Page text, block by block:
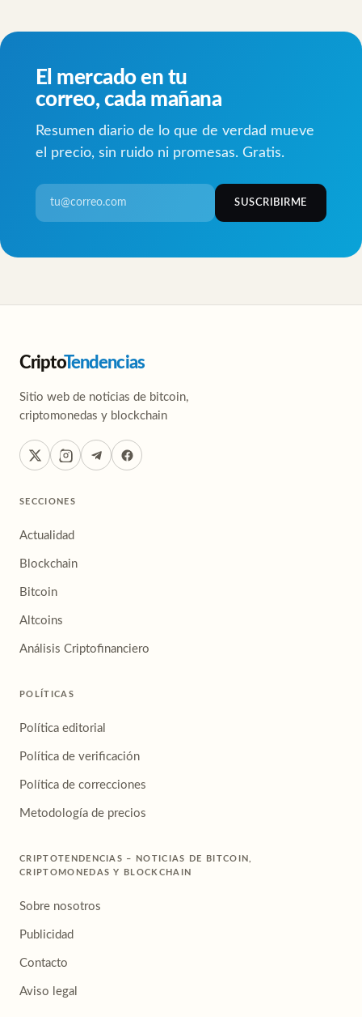
El mercado en tu
correo, cada mañana
Resumen diario de lo que de verdad mueve
el precio, sin ruido ni promesas. Gratis.
SUSCRIBIRME
CriptoTendencias
Sitio web de noticias de bitcoin,
criptomonedas y blockchain
SECCIONES
Actualidad
Blockchain
Bitcoin
Altcoins
Análisis Criptofinanciero
POLÍTICAS
Política editorial
Política de verificación
Política de correcciones
Metodología de precios
CRIPTOTENDENCIAS – NOTICIAS DE BITCOIN,
CRIPTOMONEDAS Y BLOCKCHAIN
Sobre nosotros
Publicidad
Contacto
Aviso legal